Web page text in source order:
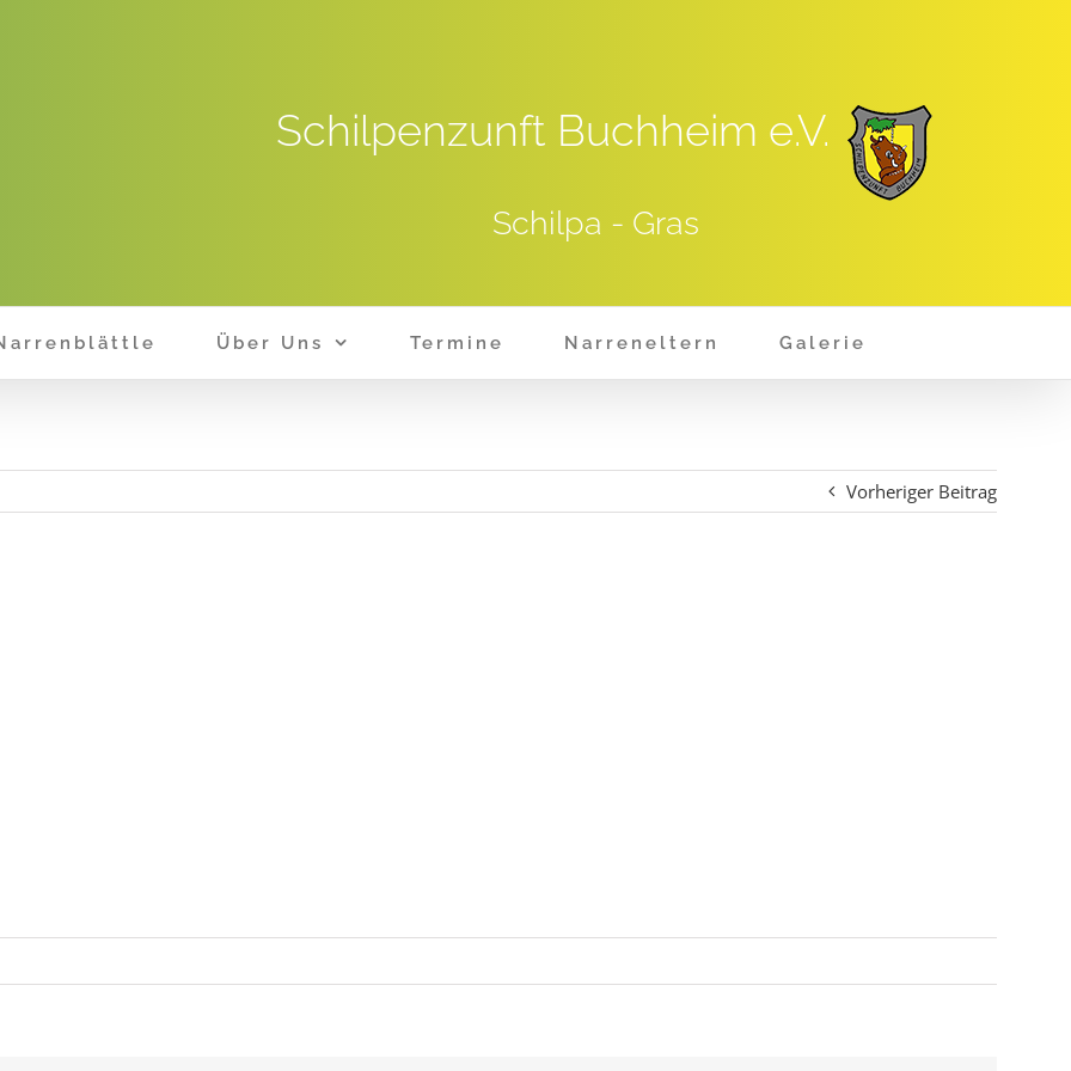
Schilpenzunft Buchheim e.V.
Schilpa - Gras
Über Uns Termine Narreneltern Galerie
Vorheriger Beitrag